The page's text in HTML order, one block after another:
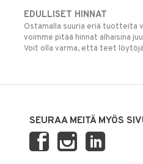
EDULLISET HINNAT
Ostamalla suuria eriä tuotteita
voimme pitää hinnat alhaisina
Voit olla varma, että teet
SEURAA MEITÄ MYÖS